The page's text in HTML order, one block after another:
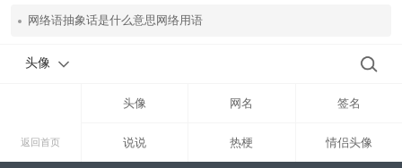
网络语抽象话是什么意思网络用语
头像
返回首页
头像 网名 签名
说说 热梗 情侣头像